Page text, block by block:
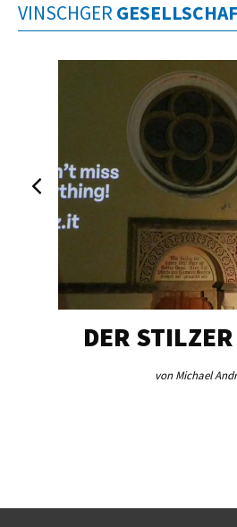
VINSCHGER
DER
von Michael